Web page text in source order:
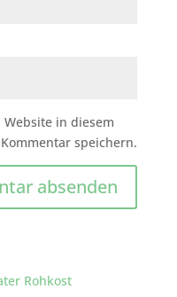
in diesem
speichern.